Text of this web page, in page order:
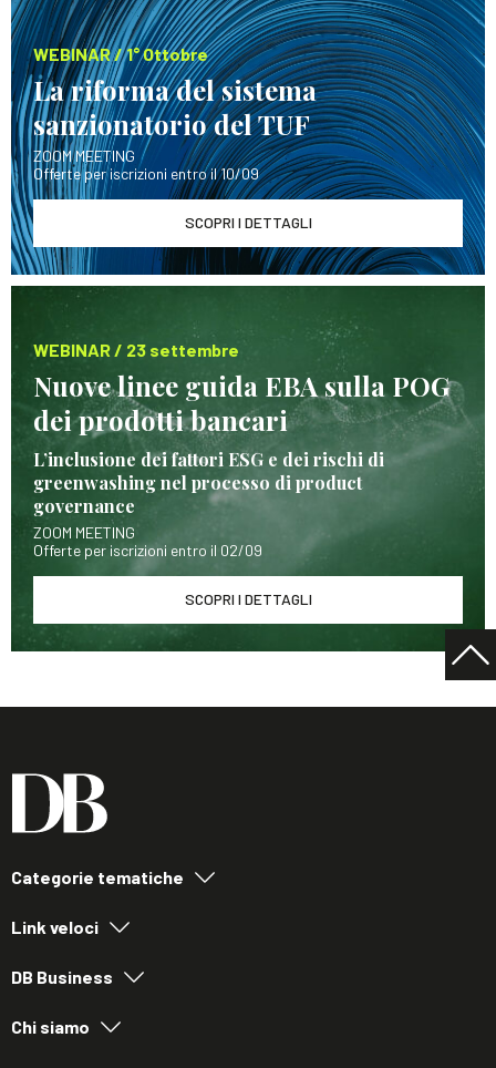
WEBINAR / 1° Ottobre
La riforma del sistema
sanzionatorio del TUF
ZOOM MEETING
Offerte per iscrizioni entro il 10/09
SCOPRI I DETTAGLI
WEBINAR / 23 settembre
Nuove linee guida EBA sulla POG
dei prodotti bancari
L’inclusione dei fattori ESG e dei rischi di
greenwashing nel processo di product
governance
ZOOM MEETING
Offerte per iscrizioni entro il 02/09
SCOPRI I DETTAGLI
Categorie tematiche
Link veloci
DB Business
Chi siamo